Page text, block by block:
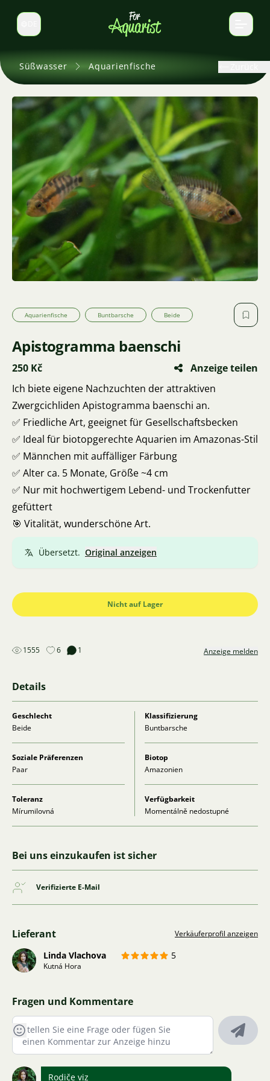
Sprache wechseln
Süßwasser Aquarienfische
Aquarienfische Buntbarsche Beide
Apistogramma baenschi
250 Kč
Anzeige teilen
Ich biete eigene Nachzuchten der attraktiven
Zwergcichliden Apistogramma baenschi an.
✅ Friedliche Art, geeignet für Gesellschaftsbecken
✅ Ideal für biotopgerechte Aquarien im Amazonas-Stil
✅ Männchen mit auffälliger Färbung
✅ Alter ca. 5 Monate, Größe ~4 cm
✅ Nur mit hochwertigem Lebend- und Trockenfutter
gefüttert
🎯 Vitalität, wunderschöne Art.
Übersetzt. Original anzeigen
Nicht auf Lager
1555 6 1 Anzeige melden
Details
Geschlecht
Beide
Klassifizierung
Buntbarsche
Soziale Präferenzen
Paar
Biotop
Amazonien
Toleranz
Mírumilovná
Verfügbarkeit
Momentálně nedostupné
Bei uns einzukaufen ist sicher
Verifizierte E-Mail
Lieferant Verkäuferprofil anzeigen
Linda Vlachova 5
Kutná Hora
Fragen und Kommentare
Rodiče viz